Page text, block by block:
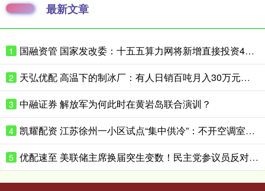
最新文章
1 国融资管 国家发改委：十五五算力网将新增直接投资4万亿
2 天弘优配 高温下的制冰厂：有人日销百吨月入30万元，忙的时候一天只睡三四小时
3 中融证券 解放军为何此时在黄岩岛联合演训？
4 凯耀配资 江苏徐州一小区试点“集中供冷”：不开空调室温可低至25℃
5 优配速至 美联储主席换届突生变数！民主党参议员反对推进美联储主席提名